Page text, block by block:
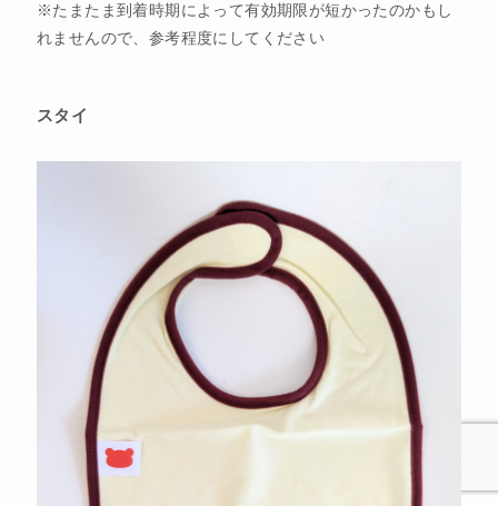
※たまたま到着時期によって有効期限が短かったのかもし
れませんので、参考程度にしてください
スタイ